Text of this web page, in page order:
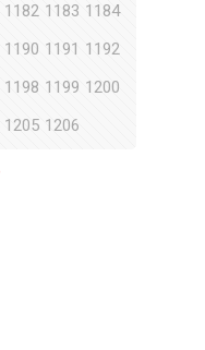
1182 1183 1184
1190 1191 1192
1198 1199 1200
1205 1206